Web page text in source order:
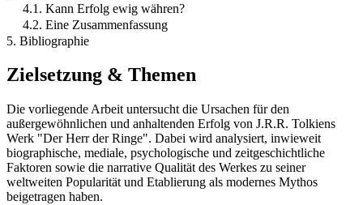
4.1. Kann Erfolg ewig währen?
4.2. Eine Zusammenfassung
5. Bibliographie
Zielsetzung & Themen
Die vorliegende Arbeit untersucht die Ursachen für den
außergewöhnlichen und anhaltenden Erfolg von J.R.R. Tolkiens
Werk "Der Herr der Ringe". Dabei wird analysiert, inwieweit
biographische, mediale, psychologische und zeitgeschichtliche
Faktoren sowie die narrative Qualität des Werkes zu seiner
weltweiten Popularität und Etablierung als modernes Mythos
beigetragen haben.